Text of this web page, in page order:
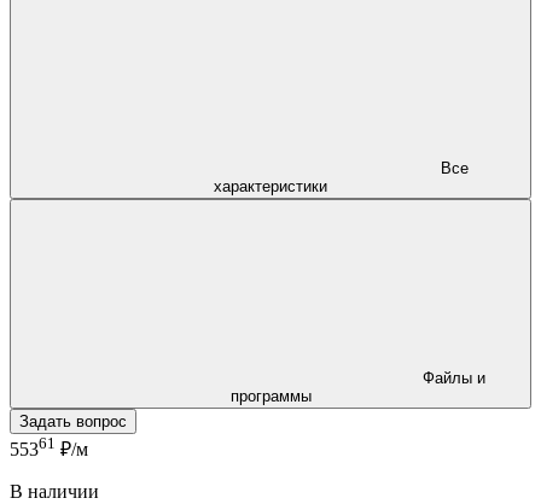
характеристики
программы
Задать вопрос
55361 ₽/м
В наличии